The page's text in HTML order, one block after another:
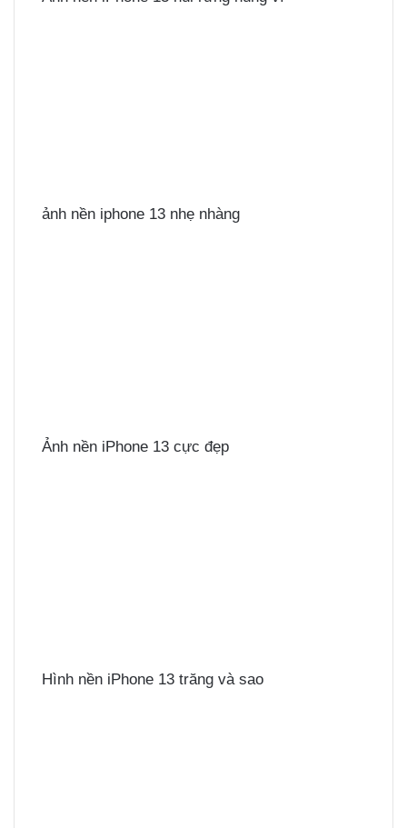
ảnh nền iphone 13 nhẹ nhàng
Ảnh nền iPhone 13 cực đẹp
Hình nền iPhone 13 trăng và sao